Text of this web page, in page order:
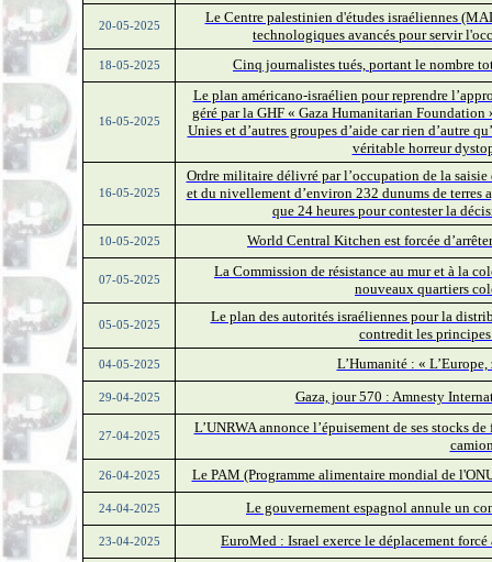
20-05-2025
Le Centre palestinien d'études israéliennes
technologiques avancés pour servir
18-05-2025 Cinq journalistes tués, portant le nombre
16-05-2025
Le plan américano-israélien pour reprendre
géré par la GHF « Gaza Humanitarian
Unies et d’autres groupes d’aide car rien d’autre
véritable horreur
16-05-2025
Ordre militaire délivré par l’occupation de la
et du nivellement d’environ 232 dunums de terres
que 24 heures pour contester la
10-05-2025 World Central Kitchen est forcée
07-05-2025
La Commission de résistance au mur et à la
nouveaux quartiers
05-05-2025
Le plan des autorités israéliennes pour la
contredit les
04-05-2025 L’Humanité : «
29-04-2025 Gaza, jour 570 : Amnesty
27-04-2025
L’UNRWA annonce l’épuisement de ses stocks
26-04-2025 Le PAM (Programme alimentaire mondial de
24-04-2025 Le gouvernement espagnol annule un
23-04-2025 EuroMed : Israel exerce le déplacement